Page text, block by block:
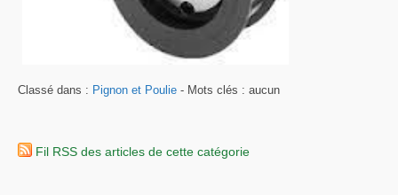
Classé dans : Pignon et Poulie - Mots clés : aucun
Fil RSS des articles de cette catégorie